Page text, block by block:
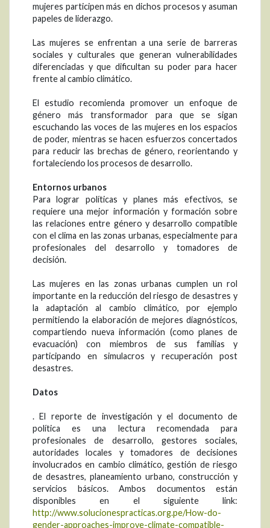
mujeres participen más en dichos procesos y asuman
papeles de liderazgo.
Las mujeres se enfrentan a una serie de barreras
sociales y culturales que generan vulnerabilidades
diferenciadas y que dificultan su poder para hacer
frente al cambio climático.
El estudio recomienda promover un enfoque de
género más transformador para que se sigan
escuchando las voces de las mujeres en los espacios
de poder, mientras se hacen esfuerzos concertados
para reducir las brechas de género, reorientando y
fortaleciendo los procesos de desarrollo.
Entornos urbanos
Para lograr políticas y planes más efectivos, se
requiere una mejor información y formación sobre
las relaciones entre género y desarrollo compatible
con el clima en las zonas urbanas, especialmente para
profesionales del desarrollo y tomadores de
decisión.
Las mujeres en las zonas urbanas cumplen un rol
importante en la reducción del riesgo de desastres y
la adaptación al cambio climático, por ejemplo
permitiendo la elaboración de mejores diagnósticos,
compartiendo nueva información (como planes de
evacuación) con miembros de sus familias y
participando en simulacros y recuperación post
desastres.
Datos
. El reporte de investigación y el documento de
política es una lectura recomendada para
profesionales de desarrollo, gestores sociales,
autoridades locales y tomadores de decisiones
involucrados en cambio climático, gestión de riesgo
de desastres, planeamiento urbano, construcción y
servicios básicos. Ambos documentos están
disponibles en el siguiente link:
http://www.solucionespracticas.org.pe/How-do-
gender-approaches-improve-climate-compatible-